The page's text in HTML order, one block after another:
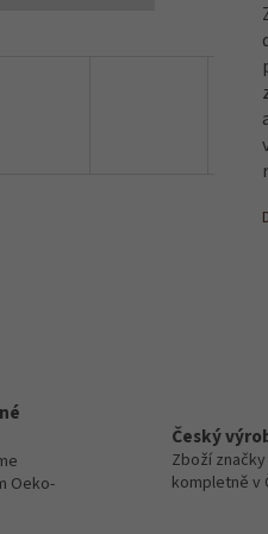
Oeko-
Český
Zboží
kompletně v